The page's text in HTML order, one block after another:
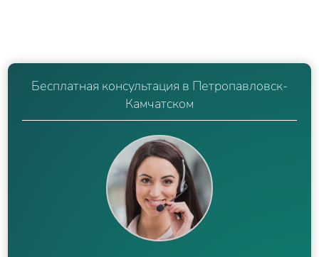
Бесплатная консультация в Петропавловск-
Камчатском